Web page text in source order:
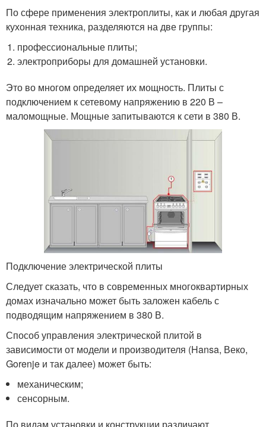
По сфере применения электроплиты, как и любая другая
кухонная техника, разделяются на две группы:
профессиональные плиты;
электроприборы для домашней установки.
Это во многом определяет их мощность. Плиты с
подключением к сетевому напряжению в 220 В –
маломощные. Мощные запитываются к сети в 380 В.
Подключение электрической плиты
Следует сказать, что в современных многоквартирных
домах изначально может быть заложен кабель с
подводящим напряжением в 380 В.
Способ управления электрической плитой в
зависимости от модели и производителя (Hansa, Веко,
Gorenje и так далее) может быть:
механическим;
сенсорным.